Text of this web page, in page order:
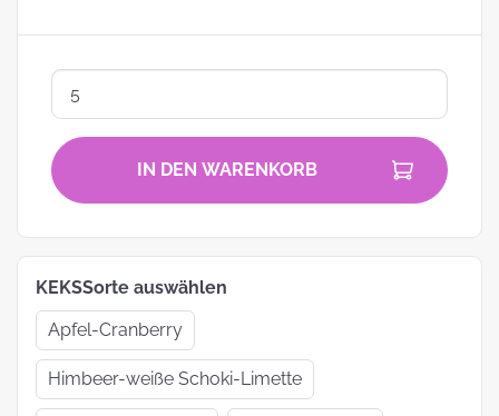
IN DEN WARENKORB
KEKSSorte auswählen
Apfel-Cranberry
Himbeer-weiße Schoki-Limette